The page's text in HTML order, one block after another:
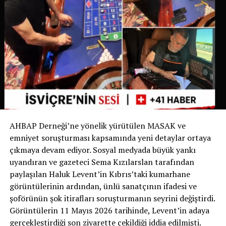
İsviçre’de Bir İlk
İsviçre devlet televizyonu RSI‘nin haberine göre bu
uygulama yalnızca Ticino’da değil, İsviçre genelinde de
bir ilk olma özelliği taşıyor. Bugüne kadar köpek sahipleri
yalnızca dışkıyı temizlemekle yükümlüyken, Chiasso
Belediyesi bu zorunluluğu idrarı da kapsayacak şekilde
genişleten ilk belediye oldu.
Yetkililer, uygulamanın başarılı olması halinde benzer
düzenlemelerin diğer İsviçre belediyelerinde de
gündeme gelebileceğini belirtiyor.
Sizce bu uygulama tüm İsviçre’de uygulanmalı mı?
Görüşlerinizi yorumlarda paylaşabilirsiniz.
Kaynak: İsviçre Devlet Televizyonu RSI
AHBAP Derneği’ne yönelik yürütülen MASAK ve
emniyet soruşturması kapsamında yeni detaylar ortaya
çıkmaya devam ediyor. Sosyal medyada büyük yankı
uyandıran ve gazeteci Sema Kızılarslan tarafından
paylaşılan Haluk Levent’in Kıbrıs’taki kumarhane
görüntülerinin ardından, ünlü sanatçının ifadesi ve
şoförünün şok itirafları soruşturmanın seyrini değiştirdi.
Görüntülerin 11 Mayıs 2026 tarihinde, Levent’in adaya
gerçekleştirdiği son ziyarette çekildiği iddia edilmişti.